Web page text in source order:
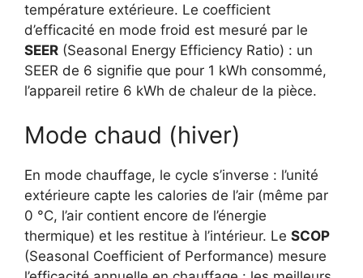
température extérieure. Le coefficient
d’efficacité en mode froid est mesuré par le
SEER (Seasonal Energy Efficiency Ratio) : un
SEER de 6 signifie que pour 1 kWh consommé,
l’appareil retire 6 kWh de chaleur de la pièce.
Mode chaud (hiver)
En mode chauffage, le cycle s’inverse : l’unité
extérieure capte les calories de l’air (même par
0 °C, l’air contient encore de l’énergie
thermique) et les restitue à l’intérieur. Le SCOP
(Seasonal Coefficient of Performance) mesure